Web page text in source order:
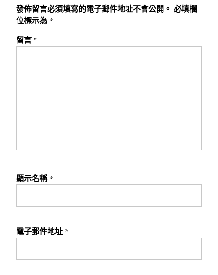
發佈留言必須填寫的電子郵件地址不會公開。 必填欄
位標示為 *
留言 *
顯示名稱 *
電子郵件地址 *